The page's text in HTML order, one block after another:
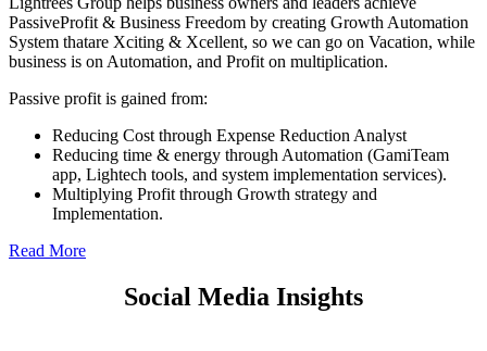
PassiveProfit & Business Freedom by creating Growth Automation
System thatare Xciting & Xcellent, so we can go on Vacation, while
business is on Automation, and Profit on multiplication.
Passive profit is gained from:
Reducing Cost through Expense Reduction Analyst
Reducing time & energy through Automation (GamiTeam
app, Lightech tools, and system implementation services).
Multiplying Profit through Growth strategy and
Implementation.
Read More
Social Media Insights